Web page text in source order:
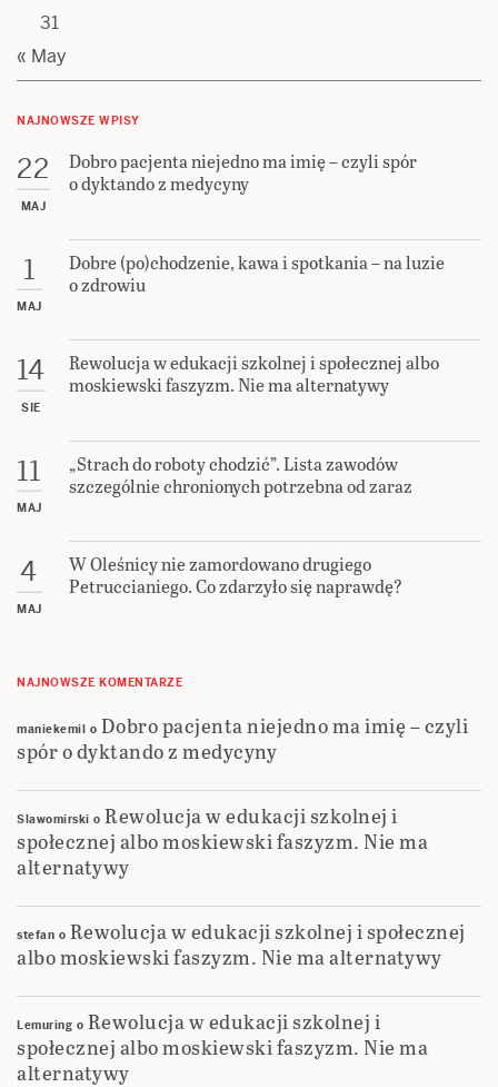
31
« May
NAJNOWSZE WPISY
22
MAJ
Dobro pacjenta niejedno ma imię – czyli spór
o dyktando z medycyny
1
MAJ
Dobre (po)chodzenie, kawa i spotkania – na luzie
o zdrowiu
14
SIE
Rewolucja w edukacji szkolnej i społecznej albo
moskiewski faszyzm. Nie ma alternatywy
11
MAJ
„Strach do roboty chodzić”. Lista zawodów
szczególnie chronionych potrzebna od zaraz
4
MAJ
W Oleśnicy nie zamordowano drugiego
Petruccianiego. Co zdarzyło się naprawdę?
NAJNOWSZE KOMENTARZE
maniekemil o Dobro pacjenta niejedno ma imię – czyli
spór o dyktando z medycyny
Slawomirski o Rewolucja w edukacji szkolnej i
społecznej albo moskiewski faszyzm. Nie ma
alternatywy
stefan o Rewolucja w edukacji szkolnej i społecznej
albo moskiewski faszyzm. Nie ma alternatywy
Lemuring o Rewolucja w edukacji szkolnej i
społecznej albo moskiewski faszyzm. Nie ma
alternatywy